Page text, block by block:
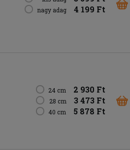
nagy adag 4 199 Ft
24 cm 2 930 Ft
28 cm 3 473 Ft
40 cm 5 878 Ft